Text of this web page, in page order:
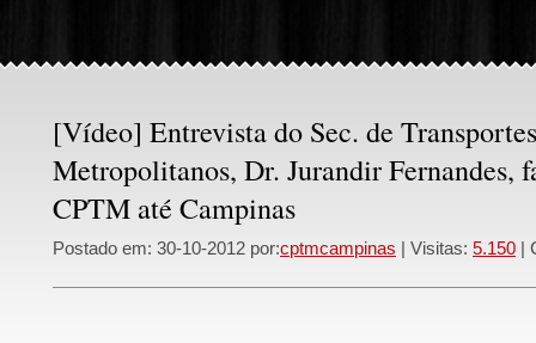
[Vídeo] Entrevista do Sec. de Transportes
Metropolitanos, Dr. Jurandir Fernandes,
CPTM até Campinas
Postado em: 30-10-2012 por:cptmcampinas | Visitas: 5.150 |